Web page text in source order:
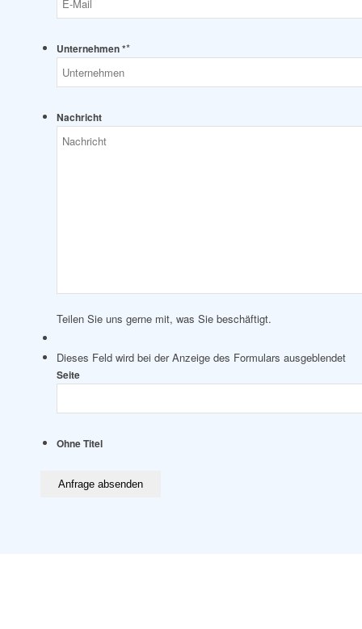
Unternehmen **
Nachricht
Teilen Sie uns gerne mit, was Sie beschäftigt.
Dieses Feld wird bei der Anzeige des Formulars ausgeblendet
Seite
Ohne Titel